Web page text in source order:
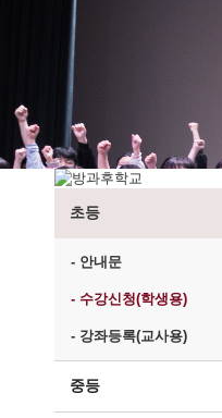
초등
- 안내문
- 수강신청(학생용)
- 강좌등록(교사용)
중등